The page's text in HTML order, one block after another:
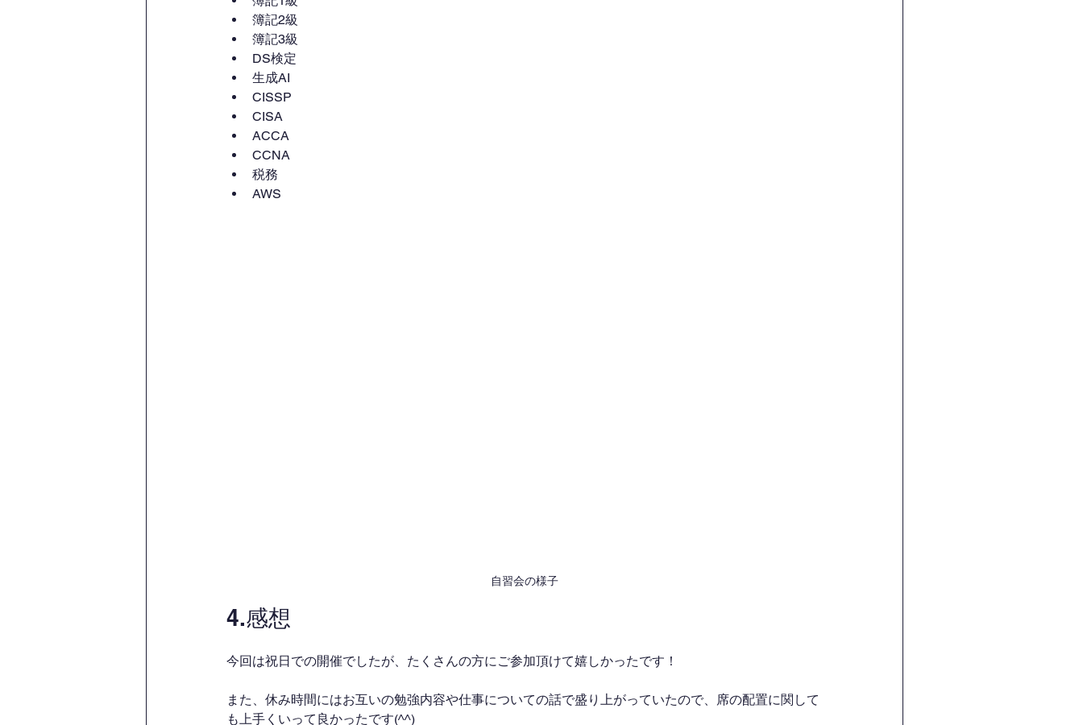
簿記2級
簿記3級
DS検定
生成AI
CISSP
CISA
ACCA
CCNA
税務
AWS
自習会の様子
4.感想
今回は祝日での開催でしたが、たくさんの方にご参加頂けて嬉しかったです！
また、休み時間にはお互いの勉強内容や仕事についての話で盛り上がっていたので、席の配置に関して
も上手くいって良かったです(^^)